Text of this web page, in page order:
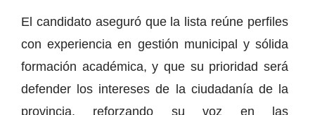
El candidato aseguró que la lista reúne perfiles
con experiencia en gestión municipal y sólida
formación académica, y que su prioridad será
defender los intereses de la ciudadanía de la
provincia, reforzando su voz en las